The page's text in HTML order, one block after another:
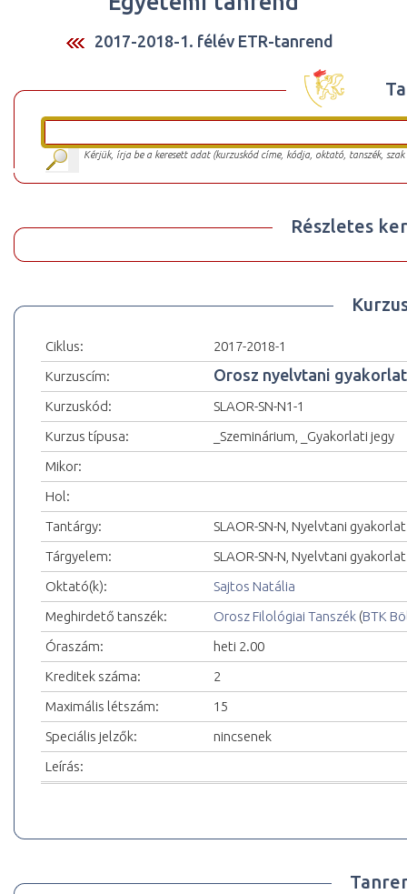
2017-2018-1. félév ETR-tanrend
Kérjük, írja be a keresett adat (kurzuskód címe, kódja, oktató, tanszék,
Részletes
Ciklus:
2017-2018-1
Kurzuscím:
Orosz nyelvtani
Kurzuskód:
SLAOR-SN-N1-1
Kurzus típusa:
_Szeminárium, _Gyakorlati jegy
Mikor:
Hol:
Tantárgy:
SLAOR-SN-N, Nyelvtani gyakorlat
Tárgyelem:
SLAOR-SN-N, Nyelvtani
Oktató(k):
Sajtos Natália
Meghirdető tanszék:
Orosz Filológiai Tanszék (BTK
Óraszám:
heti 2.00
Kreditek száma:
2
Maximális létszám:
15
Speciális jelzők:
nincsenek
Leírás: